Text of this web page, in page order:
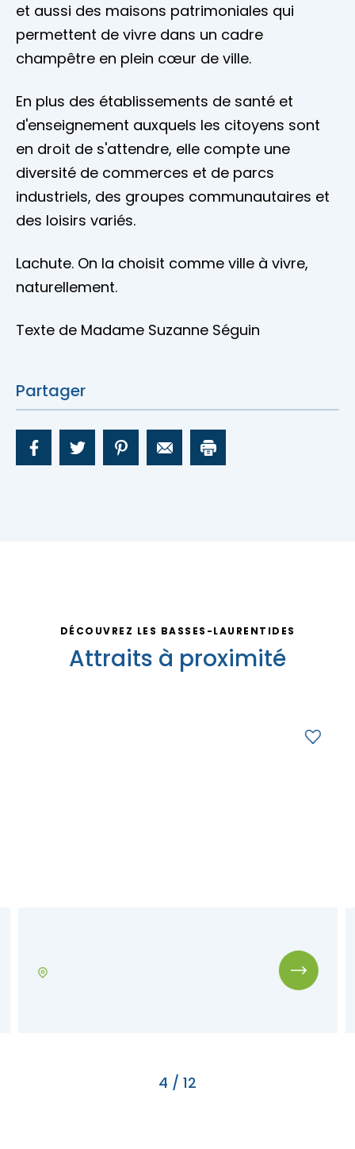
et aussi des maisons patrimoniales qui
permettent de vivre dans un cadre
champêtre en plein cœur de ville.
En plus des établissements de santé et
d'enseignement auxquels les citoyens sont
en droit de s'attendre, elle compte une
diversité de commerces et de parcs
industriels, des groupes communautaires et
des loisirs variés.
Lachute. On la choisit comme ville à vivre,
naturellement.
Texte de Madame Suzanne Séguin
Partager
DÉCOUVREZ LES BASSES-LAURENTIDES
Attraits à proximité
4 / 12